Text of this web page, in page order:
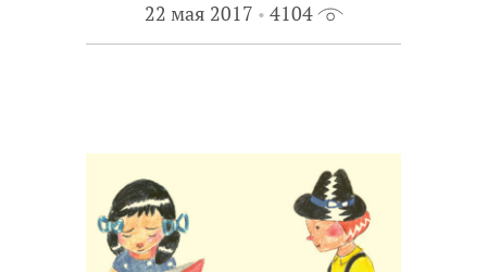
22 мая 2017 4104